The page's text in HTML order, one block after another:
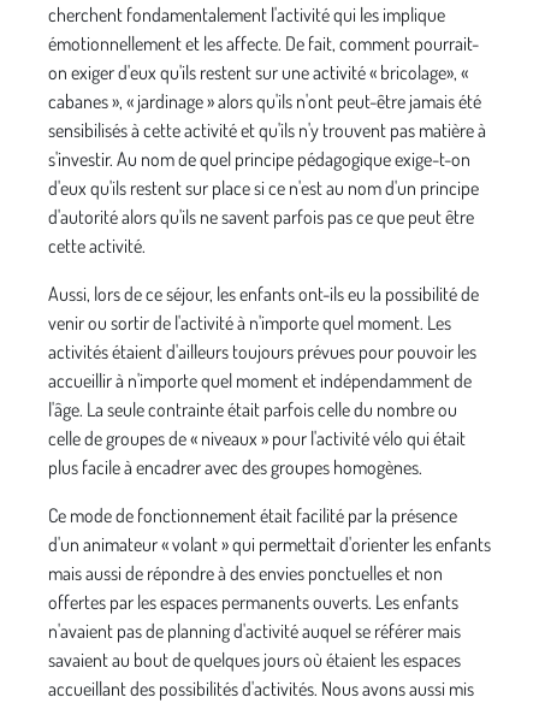
cherchent fonda­mentalement l'activité qui les implique
émotionnelle­ment et les affecte. De fait, comment pourrait-
on exi­ger d'eux qu'ils restent sur une activité « bricolage», «
cabanes », « jardinage » alors qu'ils n'ont peut-être jamais été
sensibilisés à cette activité et qu'ils n'y trou­vent pas matière à
s'investir. Au nom de quel principe pédagogique exige-t-on
d'eux qu'ils restent sur place si ce n'est au nom d'un principe
d'autorité alors qu'ils ne savent parfois pas ce que peut être
cette activité.
Aussi, lors de ce séjour, les enfants ont-ils eu la possibi­lité de
venir ou sortir de l'activité à n'importe quel moment. Les
activités étaient d'ailleurs toujours pré­vues pour pouvoir les
accueillir à n'importe quel moment et indépendamment de
l'âge. La seule contrainte était parfois celle du nombre ou
celle de groupes de « niveaux » pour l'activité vélo qui était
plus facile à encadrer avec des groupes homogènes.
Ce mode de fonctionnement était facilité par la pré­sence
d'un animateur « volant » qui permettait d'orienter les enfants
mais aussi de répondre à des envies ponctuelles et non
offertes par les espaces per­manents ouverts. Les enfants
n'avaient pas de plan­ning d'activité auquel se référer mais
savaient au bout de quelques jours où étaient les espaces
accueillant des possibilités d'activités. Nous avons aussi mis